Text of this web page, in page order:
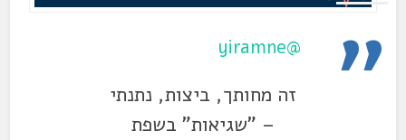
@yiramne
זה מחותך, ביצות, נתנתי
– "שגיאות" בשפת